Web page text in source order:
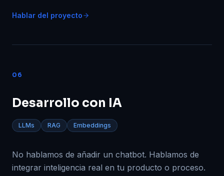
Hablar del proyecto
06
Desarrollo con IA
LLMs RAG Embeddings
No hablamos de añadir un chatbot. Hablamos de
integrar inteligencia real en tu producto o proceso.